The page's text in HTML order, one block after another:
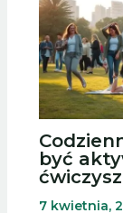
być
7 kwietnia,